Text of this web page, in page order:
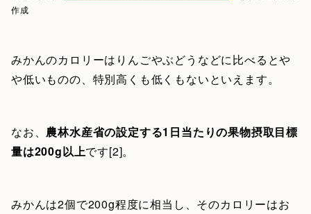
作成
みかんのカロリーはりんごやぶどうなどに比べるとや
や低いものの、特別高くも低くもないといえます。
なお、 農林水産省の設定する1日当たりの果物摂取目標
量は200g以上です[2]。
みかんは2個で200g程度に相当し、そのカロリーはお